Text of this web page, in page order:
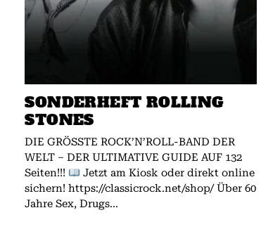
SONDERHEFT ROLLING
STONES
DIE GRÖSSTE ROCK’N’ROLL-BAND DER
WELT – DER ULTIMATIVE GUIDE AUF 132
Seiten!!!
Jetzt am Kiosk oder direkt online
sichern! https://classicrock.net/shop/ Über 60
Jahre Sex, Drugs...